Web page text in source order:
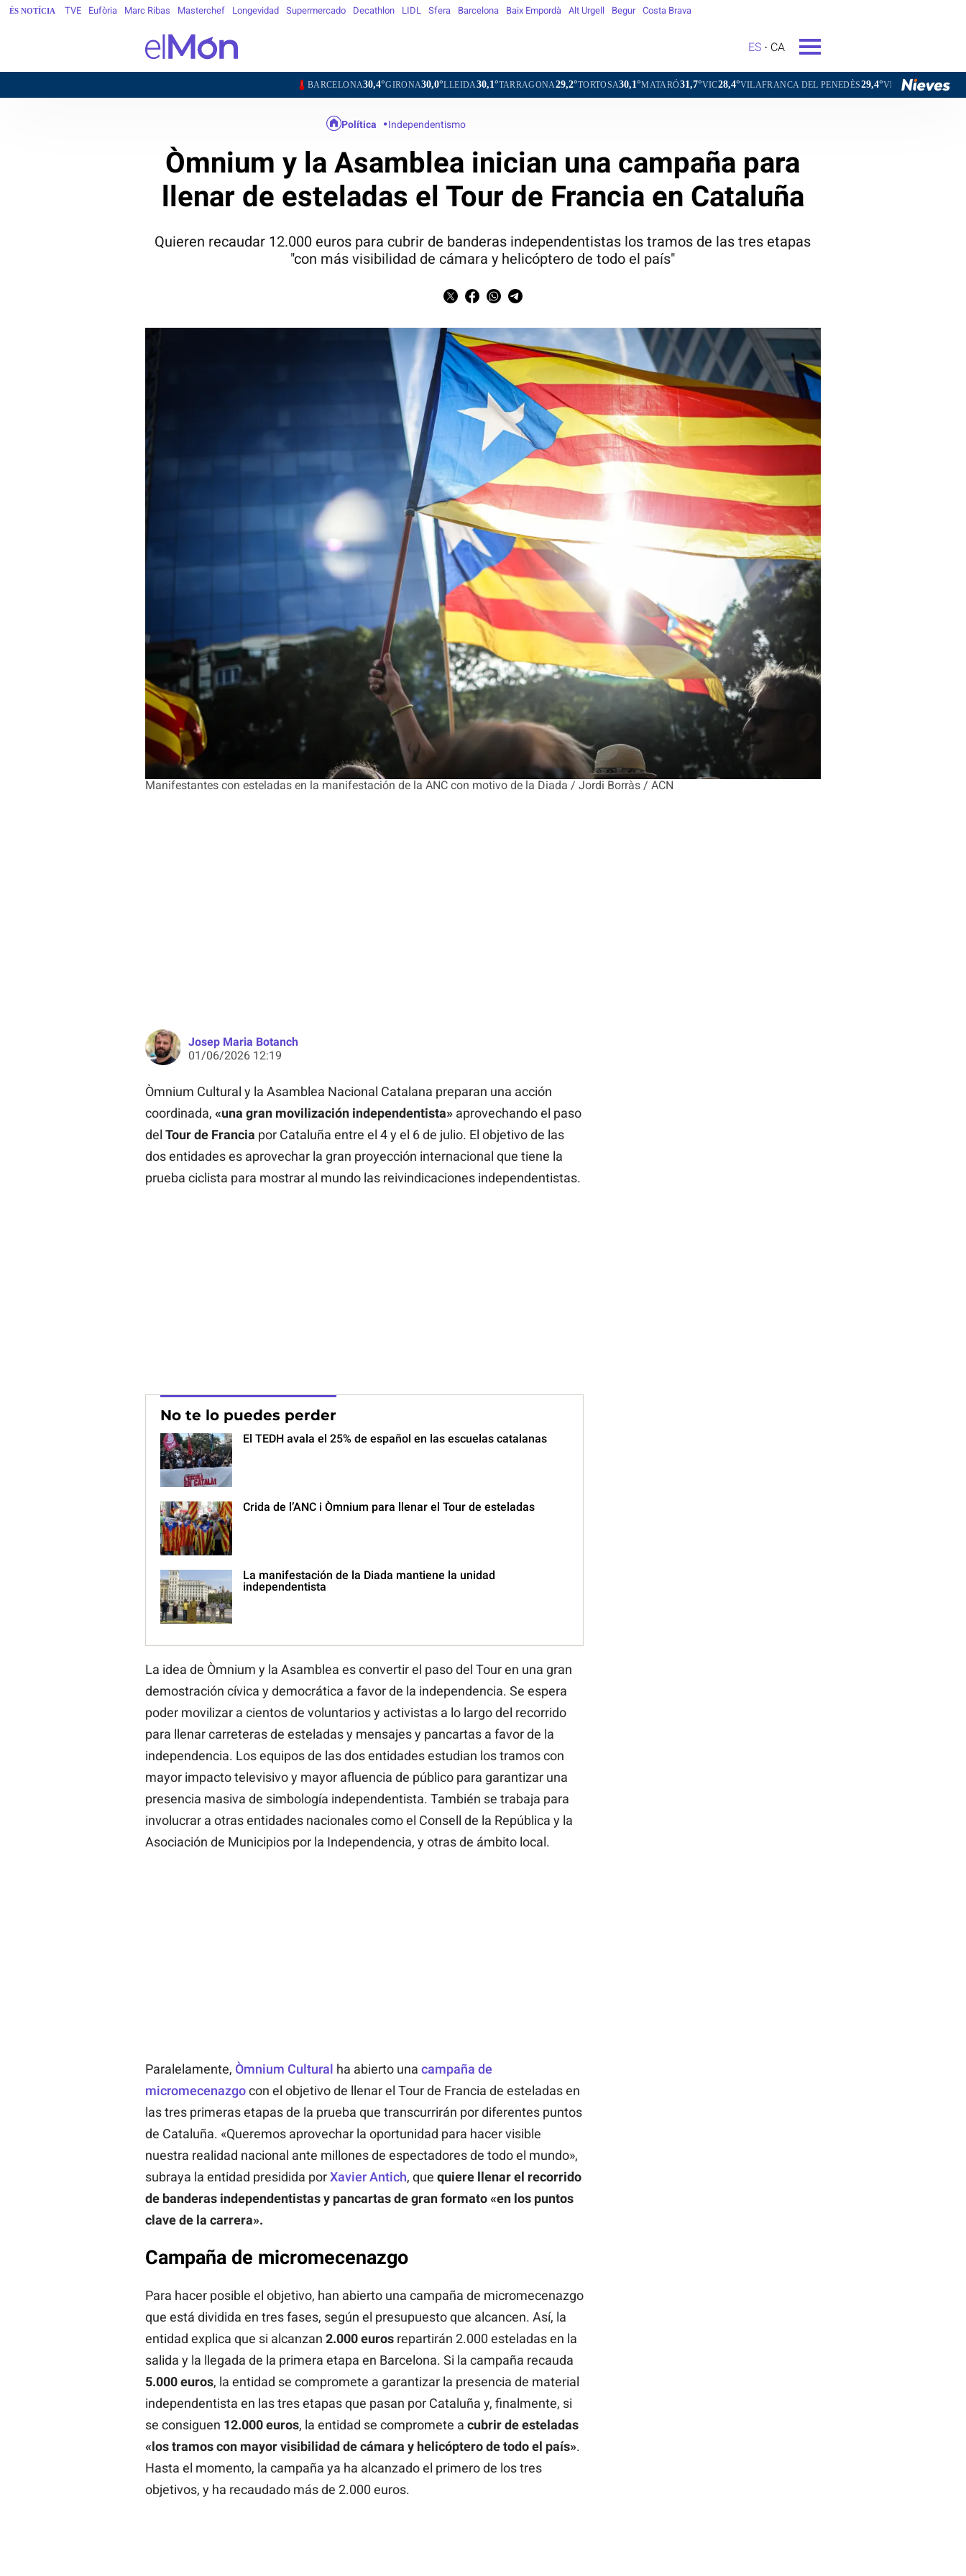
ÉS NOTÍCIA TVE Eufòria Marc Ribas Masterchef Longevidad Supermercado Decathlon LIDL Sfera Barcelona Baix Empordà Alt Urgell Begur Costa Brava
ES CA
30,4°GIRONA30,0°LLEIDA30,1°TARRAGONA29,2°TORTOSA30,1°MATARÓ31,7°VIC28,4°VILAFRANCA DEL PENEDÈS29,4°VILANOVA I LA GELTRÚ30,9°LA
Manifestantes con esteladas en la manifestación de la ANC con motivo de la Diada / Jordi Borràs / ACN
Política Independentismo
Òmnium y la Asamblea inician una campaña para
llenar de esteladas el Tour de Francia en Cataluña
Quieren recaudar 12.000 euros para cubrir de banderas independentistas los tramos de las tres etapas
"con más visibilidad de cámara y helicóptero de todo el país"
Josep Maria Botanch
01/06/2026 12:19
Òmnium Cultural y la Asamblea Nacional Catalana preparan una acción
coordinada, «una gran movilización independentista»aprovechando el paso
del Tour de Francia por Cataluña entre el 4 y el 6 de julio. El objetivo de las
dos entidades es aprovechar la gran proyección internacional que tiene la
prueba ciclista para mostrar al mundo las reivindicaciones independentistas.
No te lo puedes perder
El TEDH avala el 25% de español en las escuelas catalanas
Crida de l’ANC i Òmnium para llenar el Tour de esteladas
La manifestación de la Diada mantiene la unidad
independentista
La idea de Òmnium y la Asamblea es convertir el paso del Tour en una gran
demostración cívica y democrática a favor de la independencia. Se espera
poder movilizar a cientos de voluntarios y activistas a lo largo del recorrido
para llenar carreteras de esteladas y mensajes y pancartas a favor de la
independencia. Los equipos de las dos entidades estudian los tramos con
mayor impacto televisivo y mayor afluencia de público para garantizar una
presencia masiva de simbología independentista. También se trabaja para
involucrar a otras entidades nacionales como el Consell de la República y la
Asociación de Municipios por la Independencia, y otras de ámbito local.
Paralelamente, Òmnium Cultural ha abierto una campaña de
micromecenazgocon el objetivo de llenar el Tour de Francia de esteladas en
las tres primeras etapas de la prueba que transcurrirán por diferentes puntos
de Cataluña. «Queremos aprovechar la oportunidad para hacer visible
nuestra realidad nacional ante millones de espectadores de todo el mundo»,
subraya la entidad presidida porXavier Antich, que quiere llenar el recorrido
de banderas independentistas y pancartas de gran formato «en los puntos
clave de la carrera».
Campaña de micromecenazgo
Para hacer posible el objetivo, han abierto una campaña de micromecenazgo
que está dividida en tres fases, según el presupuesto que alcancen. Así, la
entidad explica que si alcanzan 2.000 eurosrepartirán 2.000 esteladas en la
salida y la llegada de la primera etapa en Barcelona. Si la campaña recauda
5.000 euros, la entidad se compromete a garantizar la presencia de material
independentista en las tres etapas que pasan por Cataluña y, finalmente, si
se consiguen 12.000 euros, la entidad se compromete a cubrir de esteladas
«los tramos con mayor visibilidad de cámara y helicóptero de todo el país».
Hasta el momento, la campaña ya ha alcanzado el primero de los tres
objetivos, y ha recaudado más de 2.000 euros.